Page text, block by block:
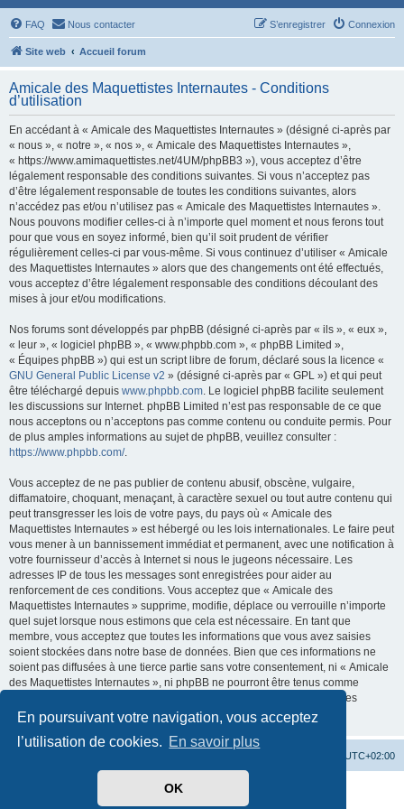
En poursuivant votre navigation, vous acceptez
l’utilisation de cookies. En savoir plus
OK
FAQ Nous contacter Connexion
S’enregistrer
Site web Accueil forum
Amicale des Maquettistes Internautes - Conditions
d’utilisation
En accédant à « Amicale des Maquettistes Internautes » (désigné ci-après par
« nous », « notre », « nos », « Amicale des Maquettistes Internautes »,
« https://www.amimaquettistes.net/4UM/phpBB3 »), vous acceptez d’être
légalement responsable des conditions suivantes. Si vous n’acceptez pas
d’être légalement responsable de toutes les conditions suivantes, alors
n’accédez pas et/ou n’utilisez pas « Amicale des Maquettistes Internautes ».
Nous pouvons modifier celles-ci à n’importe quel moment et nous ferons tout
pour que vous en soyez informé, bien qu’il soit prudent de vérifier
régulièrement celles-ci par vous-même. Si vous continuez d’utiliser « Amicale
des Maquettistes Internautes » alors que des changements ont été effectués,
vous acceptez d’être légalement responsable des conditions découlant des
mises à jour et/ou modifications.
Nos forums sont développés par phpBB (désigné ci-après par « ils », « eux »,
« leur », « logiciel phpBB », « www.phpbb.com », « phpBB Limited »,
« Équipes phpBB ») qui est un script libre de forum, déclaré sous la licence «
GNU General Public License v2 » (désigné ci-après par « GPL ») et qui peut
être téléchargé depuis www.phpbb.com. Le logiciel phpBB facilite seulement
les discussions sur Internet. phpBB Limited n’est pas responsable de ce que
nous acceptons ou n’acceptons pas comme contenu ou conduite permis. Pour
de plus amples informations au sujet de phpBB, veuillez consulter :
https://www.phpbb.com/.
Vous acceptez de ne pas publier de contenu abusif, obscène, vulgaire,
diffamatoire, choquant, menaçant, à caractère sexuel ou tout autre contenu qui
peut transgresser les lois de votre pays, du pays où « Amicale des
Maquettistes Internautes » est hébergé ou les lois internationales. Le faire peut
vous mener à un bannissement immédiat et permanent, avec une notification à
votre fournisseur d’accès à Internet si nous le jugeons nécessaire. Les
adresses IP de tous les messages sont enregistrées pour aider au
renforcement de ces conditions. Vous acceptez que « Amicale des
Maquettistes Internautes » supprime, modifie, déplace ou verrouille n’importe
quel sujet lorsque nous estimons que cela est nécessaire. En tant que
membre, vous acceptez que toutes les informations que vous avez saisies
soient stockées dans notre base de données. Bien que ces informations ne
soient pas diffusées à une tierce partie sans votre consentement, ni « Amicale
des Maquettistes Internautes », ni phpBB ne pourront être tenus comme
responsables en cas de tentative de piratage visant à compromettre les
données.
UTC+02:00
phpBB ® Forum Software © phpBB Limited
phpBB-fr.com